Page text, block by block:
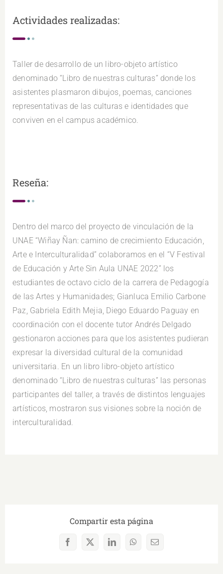
Actividades realizadas:
Taller de desarrollo de un libro-objeto artístico
denominado “Libro de nuestras culturas” donde los
asistentes plasmaron dibujos, poemas, canciones
representativas de las culturas e identidades que
conviven en el campus académico.
Reseña:
Dentro del marco del proyecto de vinculación de la
UNAE “Wiñay Ñan: camino de crecimiento Educación,
Arte e Interculturalidad” colaboramos en el “V Festival
de Educación y Arte Sin Aula UNAE 2022” los
estudiantes de octavo ciclo de la carrera de Pedagogía
de las Artes y Humanidades; Gianluca Emilio Carbone
Paz, Gabriela Edith Mejia, Diego Eduardo Paguay en
coordinación con el docente tutor Andrés Delgado
gestionaron acciones para que los asistentes pudieran
expresar la diversidad cultural de la comunidad
universitaria. En un libro libro-objeto artístico
denominado “Libro de nuestras culturas” las personas
participantes del taller, a través de distintos lenguajes
artísticos, mostraron sus visiones sobre la noción de
interculturalidad.
Compartir esta página
Facebook
X LinkedInWhatsAppCorreo